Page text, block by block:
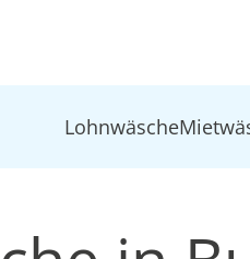
Lohnwäsche